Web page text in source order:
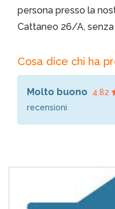
persona presso la
Cattaneo 26/A,
Cosa dice chi ha
Molto buono 4.82
recensioni